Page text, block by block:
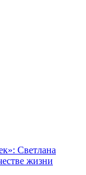
Светлана
жизни